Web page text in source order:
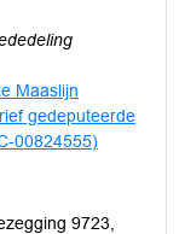
Maaslijn
gedeputeerde
00824555)
9723,